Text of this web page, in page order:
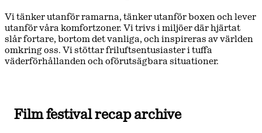
Vi tänker utanför ramarna, tänker utanför boxen och lever
utanför våra komfortzoner. Vi trivs i miljöer där hjärtat
slår fortare, bortom det vanliga, och inspireras av världen
omkring oss. Vi stöttar friluftsentusiaster i tuffa
väderförhållanden och oförutsägbara situationer.
Film festival recap archive